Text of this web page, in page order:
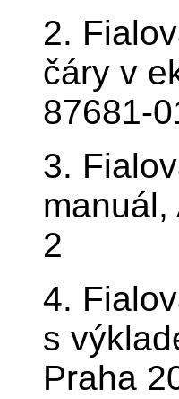
2.
čáry v
87681-
3.
2
4.
s
Praha